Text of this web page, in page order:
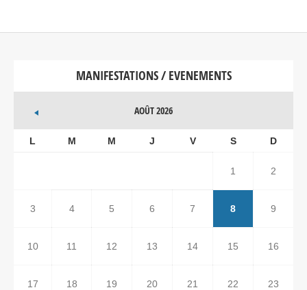
MANIFESTATIONS / EVENEMENTS
AOÛT 2026
L M M J V S D
1 2
3 4 5 6 7 8 9
10 11 12 13 14 15 16
17 18 19 20 21 22 23